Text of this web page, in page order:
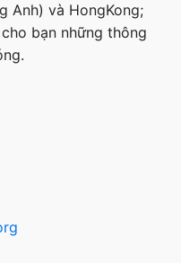
Anh) và HongKong;
bạn những thông